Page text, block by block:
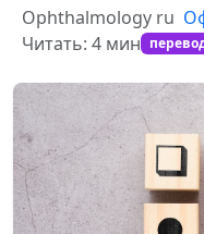
Ophthalmology ru
Читать: 4 мин